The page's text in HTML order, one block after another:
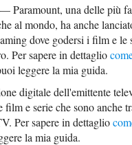
— Paramount, una delle più
al mondo, ha anche
dove godersi i film e le
Per sapere in dettaglio
leggere la mia guida.
digitale dell'emittente
film e serie che sono anche
Per sapere in dettaglio
la mia guida.